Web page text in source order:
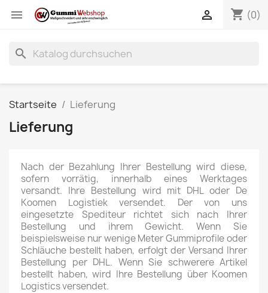
 shopping_cart (0)

search
Startseite Lieferung
Lieferung
Nach der Bezahlung Ihrer Bestellung wird diese,
sofern vorrätig, innerhalb eines Werktages
versandt. Ihre Bestellung wird mit DHL oder De
Koomen Logistiek versendet. Der von uns
eingesetzte Spediteur richtet sich nach Ihrer
Bestellung und ihrem Gewicht. Wenn Sie
beispielsweise nur wenige Meter Gummiprofile oder
Schläuche bestellt haben, erfolgt der Versand Ihrer
Bestellung per DHL. Wenn Sie schwerere Artikel
bestellt haben, wird Ihre Bestellung über Koomen
Logistics versendet.